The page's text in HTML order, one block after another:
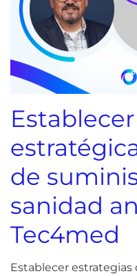
de
sanidad
Tec4med
Establecer